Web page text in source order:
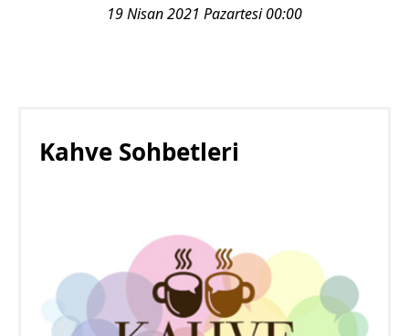
19 Nisan 2021 Pazartesi 00:00
Kahve Sohbetleri